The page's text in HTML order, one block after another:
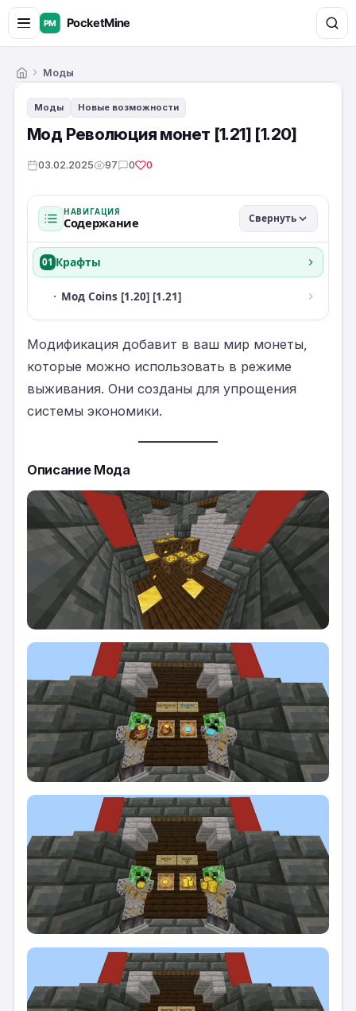
ГлавнаяМоды
Моды Новые возможности
Мод Революция монет [1.21] [1.20]
03.02.2025 97 0 0
НАВИГАЦИЯ
Содержание Свернуть
01 Крафты
· Мод Coins [1.20] [1.21]
Модификация добавит в ваш мир монеты,
которые можно использовать в режиме
выживания. Они созданы для упрощения
системы экономики.
Описание Мода